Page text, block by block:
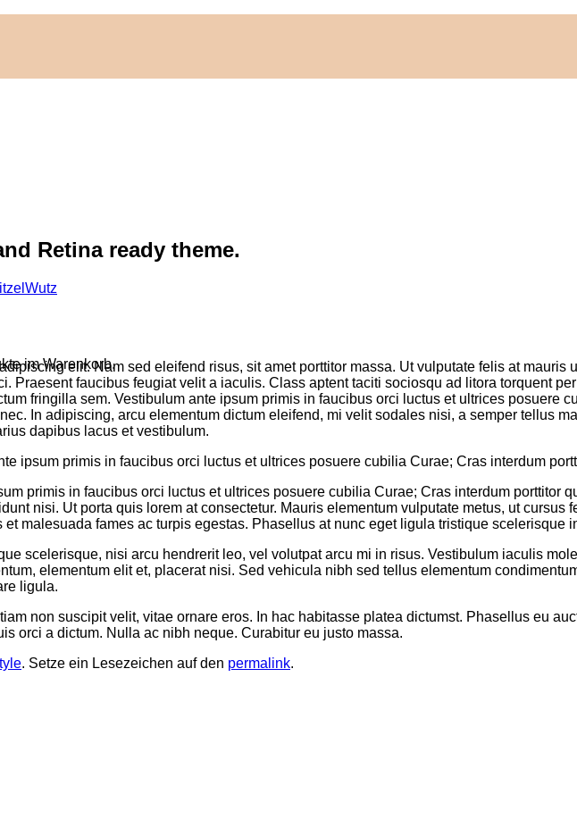
im Warenkorb.
Retina ready theme.
elit. Nam sed eleifend risus, sit amet porttitor massa. Ut vulputate felis at
Praesent faucibus feugiat velit a iaculis. Class aptent taciti sociosqu ad litora torquent
fringilla sem. Vestibulum ante ipsum primis in faucibus orci luctus et ultrices posuere
In adipiscing, arcu elementum dictum eleifend, mi velit sodales nisi, a semper tellus
dapibus lacus et vestibulum.
ipsum primis in faucibus orci luctus et ultrices posuere cubilia Curae; Cras interdum
primis in faucibus orci luctus et ultrices posuere cubilia Curae; Cras interdum porttitor
nisi. Ut porta quis lorem at consectetur. Mauris elementum vulputate metus, ut
malesuada fames ac turpis egestas. Phasellus at nunc eget ligula tristique scelerisque
scelerisque, nisi arcu hendrerit leo, vel volutpat arcu mi in risus. Vestibulum iaculis
elementum elit et, placerat nisi. Sed vehicula nibh sed tellus elementum
ligula.
non suscipit velit, vitae ornare eros. In hac habitasse platea dictumst. Phasellus eu
orci a dictum. Nulla ac nibh neque. Curabitur eu justo massa.
. Setze ein Lesezeichen auf den permalink.